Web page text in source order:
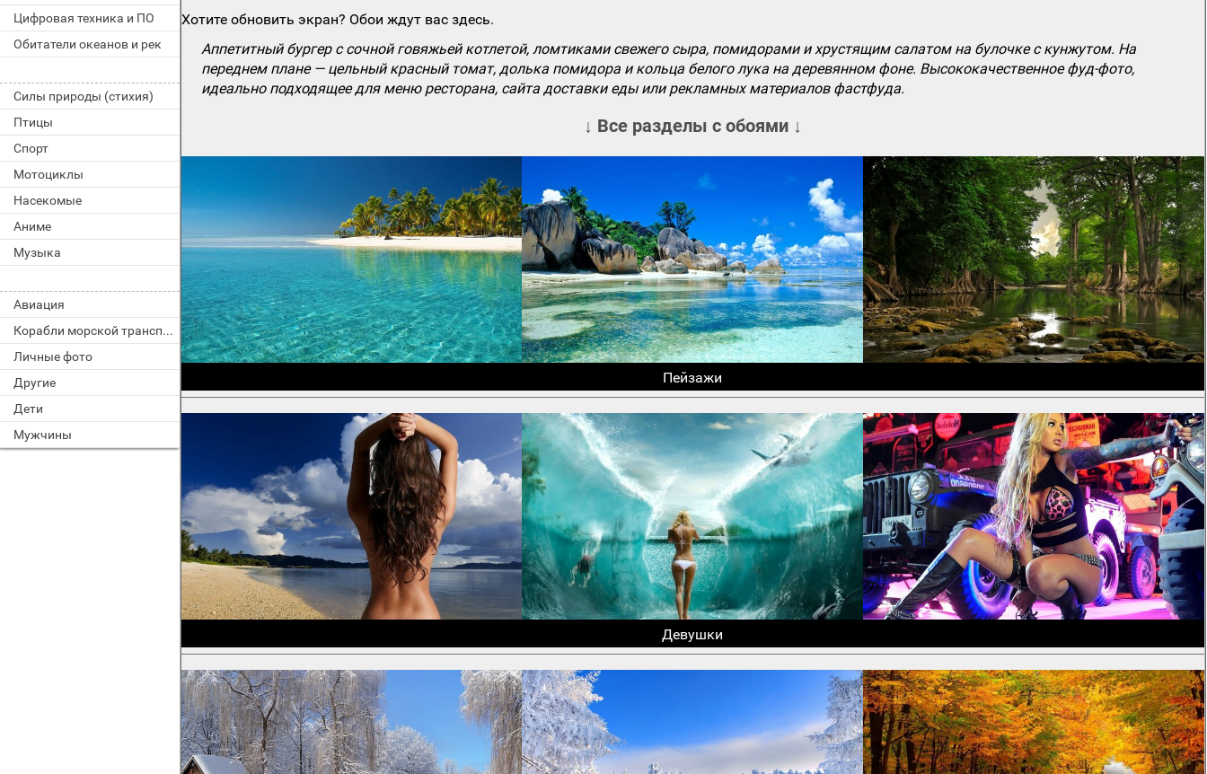
Цифровая техника и ПО
Обитатели океанов и рек
Силы природы (стихия)
Птицы
Спорт
Мотоциклы
Насекомые
Аниме
Музыка
Авиация
Корабли морской транспорт
Личные фото
Другие
Дети
Мужчины
Хотите обновить экран? Обои ждут вас здесь.
Аппетитный бургер с сочной говяжьей котлетой, ломтиками свежего сыра, помидорами и хрустящим салатом на булочке с кунжутом. На
переднем плане — цельный красный томат, долька помидора и кольца белого лука на деревянном фоне. Высококачественное фуд-фото,
идеально подходящее для меню ресторана, сайта доставки еды или рекламных материалов фастфуда.
↓ Все разделы с обоями ↓
Пейзажи
Девушки